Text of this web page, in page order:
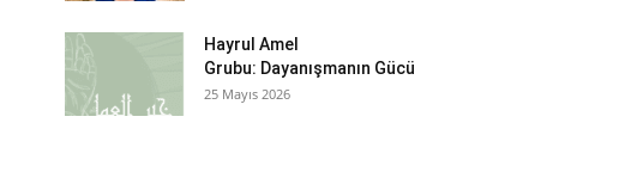
Hayrul Amel
Grubu: Dayanışmanın Gücü
25 Mayıs 2026